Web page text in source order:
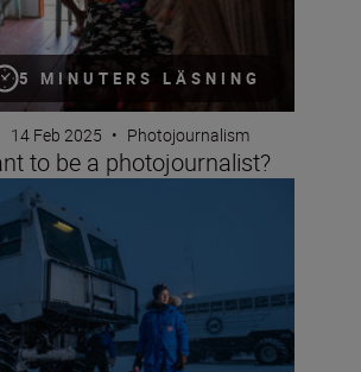
5 MINUTERS LÄSNING
14 Feb 2025 • Photojournalism
to be a photojournalist?
Esther Horvath is inspiring the